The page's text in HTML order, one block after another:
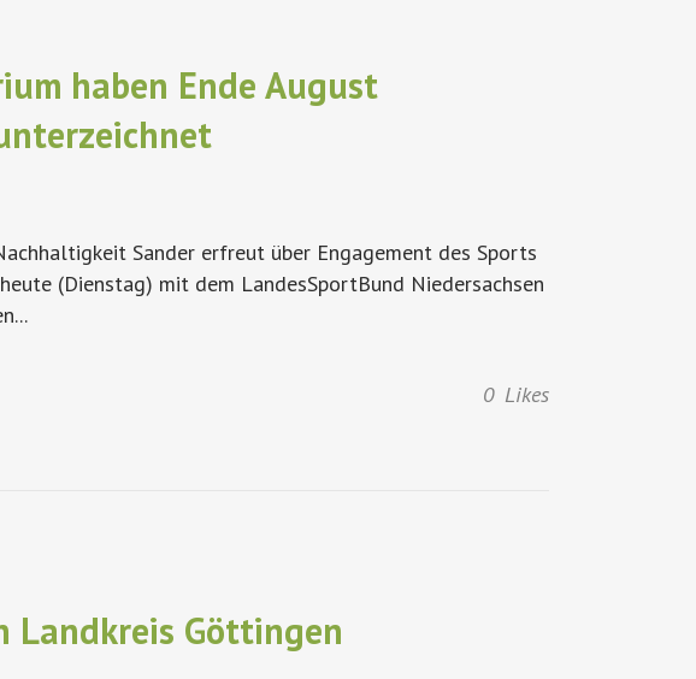
haben Ende August
Sander erfreut über Engagement des Sports
(Dienstag) mit dem LandesSportBund Niedersachsen
0 Likes
Landkreis Göttingen